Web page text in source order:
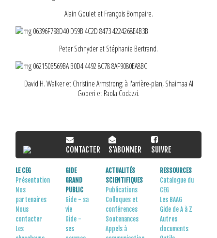
Alain Goulet et François Bompaire.
Peter Schnyder et Stéphanie Bertrand.
David H. Walker et Christine Armstrong; à l'arrière-plan, Shaimaa Al
Goberi et Paola Codazzi.
CONTACTER S'ABONNER SUIVRE
LE CEG
Présentation
Nos
partenaires
Nous
contacter
Les
GIDE
GRAND
PUBLIC
Gide - sa
vie
Gide -
ses
ACTUALITÉS
SCIENTIFIQUES
Publications
Colloques et
conférences
Soutenances
Appels à
RESSOURCES
Catalogue du
CEG
Les BAAG
Gide de A à Z
Autres
documents